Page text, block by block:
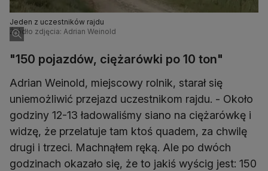
Jeden z uczestników rajdu
Źródło zdjęcia: Adrian Weinold
"150 pojazdów, ciężarówki po 10 ton"
Adrian Weinold, miejscowy rolnik, starał się
uniemożliwić przejazd uczestnikom rajdu. - Około
godziny 12-13 ładowaliśmy siano na ciężarówkę i
widzę, że przelatuje tam ktoś quadem, za chwilę
drugi i trzeci. Machnąłem ręką. Ale po dwóch
godzinach okazało się, że to jakiś wyścig jest: 150